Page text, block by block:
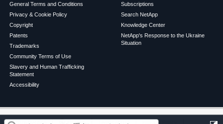
この記事は役に立ちましたか？
General Terms and Conditions
Privacy & Cookie Policy
Copyright
Patents
Trademarks
Community Terms of Use
Slavery and Human Trafficking
Statement
Accessibility
Subscriptions
Search NetApp
Knowledge Center
NetApp's Response to the Ukraine
Situation
©2026NetApp English Terms of Use Privacy Policy